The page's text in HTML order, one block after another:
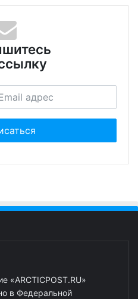
«ARCTICPOST.RU»
в Федеральной